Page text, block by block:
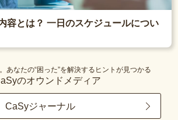
容とは？ 一日のスケジュールについ
あなたの“困った”を解決するヒントが見つかる
のオウンドメディア
CaSyジャーナル